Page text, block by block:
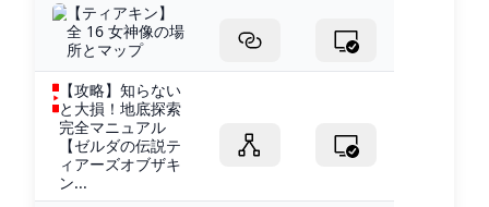
【ティアキン】
全 16 女神像の場
所とマップ
【攻略】知らない
と大損！地底探索
完全マニュアル
【ゼルダの伝説テ
ィアーズオブザキ
ン...